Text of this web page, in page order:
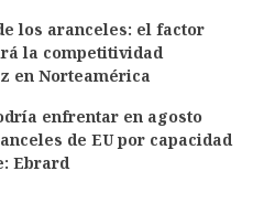
los aranceles: el factor
la competitividad
en Norteamérica
enfrentar en agosto
de EU por capacidad
Ebrard